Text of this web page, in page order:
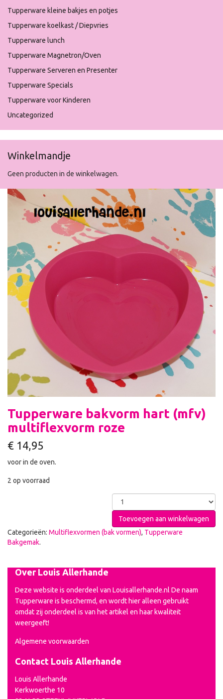
Tupperware kleine bakjes en potjes
Tupperware koelkast / Diepvries
Tupperware lunch
Tupperware Magnetron/Oven
Tupperware Serveren en Presenter
Tupperware Specials
Tupperware voor Kinderen
Uncategorized
Winkelmandje
Geen producten in de winkelwagen.
Tupperware bakvorm hart (mfv)
multiflexvorm roze
€ 14,95
voor in de oven.
2 op voorraad
Toevoegen aan winkelwagen
Categorieën: Multiflexvormen (bak vormen), Tupperware
Bakgemak.
Over Louis Allerhande
Deze website is onderdeel van Louisallerhande.nl De naam
Tupperware is beschermd, en wordt hier alleen gebruikt
omdat zij onderdeel is van het artikel en haar kwaliteit
weergeeft!
Algemene voorwaarden
Contact Louis Allerhande
Louis Allerhande
Kerkwoerthe 10